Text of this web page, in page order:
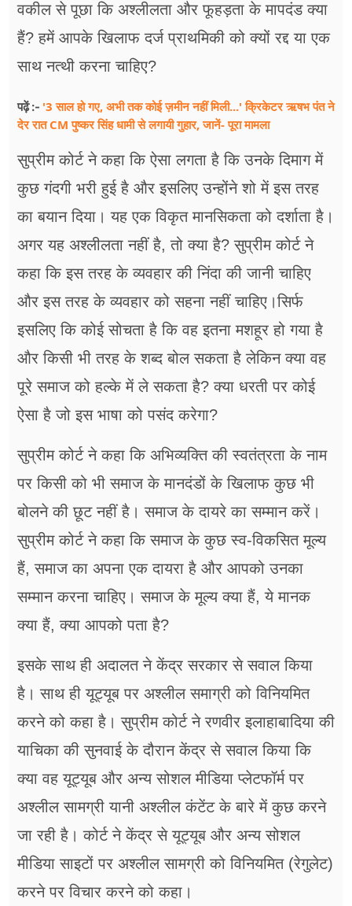
वकील से पूछा कि अश्लीलता और फूहड़ता के मापदंड क्या
हैं? हमें आपके खिलाफ दर्ज प्राथमिकी को क्यों रद्द या एक
साथ नत्थी करना चाहिए?
पढ़ें :- '3 साल हो गए, अभी तक कोई ज़मीन नहीं मिली...' क्रिकेटर ऋषभ पंत ने
देर रात CM पुष्कर सिंह धामी से लगायी गुहार, जानें- पूरा मामला
सुप्रीम कोर्ट ने कहा कि ऐसा लगता है कि उनके दिमाग में
कुछ गंदगी भरी हुई है और इसलिए उन्होंने शो में इस तरह
का बयान दिया। यह एक विकृत मानसिकता को दर्शाता है।
अगर यह अश्लीलता नहीं है, तो क्या है? सुप्रीम कोर्ट ने
कहा कि इस तरह के व्यवहार की निंदा की जानी चाहिए
और इस तरह के व्यवहार को सहना नहीं चाहिए।सिर्फ
इसलिए कि कोई सोचता है कि वह इतना मशहूर हो गया है
और किसी भी तरह के शब्द बोल सकता है लेकिन क्या वह
पूरे समाज को हल्के में ले सकता है? क्या धरती पर कोई
ऐसा है जो इस भाषा को पसंद करेगा?
सुप्रीम कोर्ट ने कहा कि अभिव्यक्ति की स्वतंत्रता के नाम
पर किसी को भी समाज के मानदंडों के खिलाफ कुछ भी
बोलने की छूट नहीं है। समाज के दायरे का सम्मान करें।
सुप्रीम कोर्ट ने कहा कि समाज के कुछ स्व-विकसित मूल्य
हैं, समाज का अपना एक दायरा है और आपको उनका
सम्मान करना चाहिए। समाज के मूल्य क्या हैं, ये मानक
क्या हैं, क्या आपको पता है?
इसके साथ ही अदालत ने केंद्र सरकार से सवाल किया
है। साथ ही यूट्यूब पर अश्लील समाग्री को विनियमित
करने को कहा है। सुप्रीम कोर्ट ने रणवीर इलाहाबादिया की
याचिका की सुनवाई के दौरान केंद्र से सवाल किया कि
क्या वह यूट्यूब और अन्य सोशल मीडिया प्लेटफॉर्म पर
अश्लील सामग्री यानी अश्लील कंटेंट के बारे में कुछ करने
जा रही है। कोर्ट ने केंद्र से यूट्यूब और अन्य सोशल
मीडिया साइटों पर अश्लील सामग्री को विनियमित (रेगुलेट)
करने पर विचार करने को कहा।